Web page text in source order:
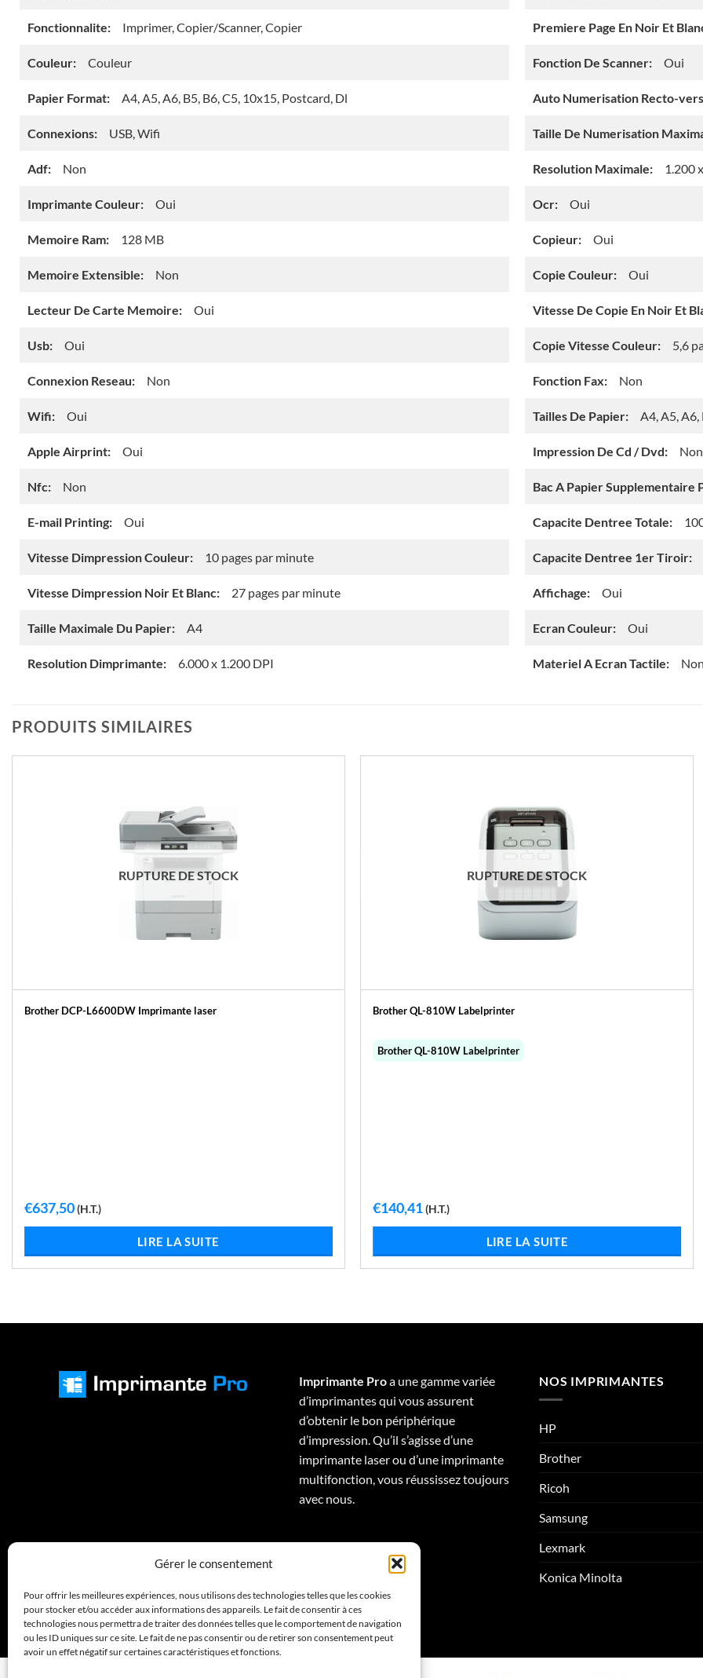
Gérer le consentement
Pour offrir les meilleures expériences, nous utilisons des technologies telles que les cookies
pour stocker et/ou accéder aux informations des appareils. Le fait de consentir à ces
technologies nous permettra de traiter des données telles que le comportement de navigation
ou les ID uniques sur ce site. Le fait de ne pas consentir ou de retirer son consentement peut
avoir un effet négatif sur certaines caractéristiques et fonctions.
Fonctionnalite: Imprimer, Copier/Scanner, Copier
Couleur: Couleur
Papier Format: A4, A5, A6, B5, B6, C5, 10x15, Postcard, Dl
Connexions: USB, Wifi
Adf: Non
Imprimante Couleur: Oui
Memoire Ram: 128 MB
Memoire Extensible: Non
Lecteur De Carte Memoire: Oui
Usb: Oui
Connexion Reseau: Non
Wifi: Oui
Apple Airprint: Oui
Nfc: Non
E-mail Printing: Oui
Vitesse Dimpression Couleur: 10 pages par minute
Vitesse Dimpression Noir Et Blanc: 27 pages par minute
Taille Maximale Du Papier: A4
Resolution Dimprimante: 6.000 x 1.200 DPI
Premiere Page En Noir Et
Fonction De Scanner: Oui
Auto Numerisation Recto-
Taille De Numerisation
Resolution Maximale: 1.200
Ocr: Oui
Copieur: Oui
Copie Couleur: Oui
Vitesse De Copie En Noir Et
Copie Vitesse Couleur: 5,6
Fonction Fax: Non
Tailles De Papier: A4, A5, A6,
Impression De Cd / Dvd: Non
Bac A Papier Supplementaire
Capacite Dentree Totale:
Capacite Dentree 1er Tiroir:
Affichage: Oui
Ecran Couleur: Oui
Materiel A Ecran Tactile:
PRODUITS SIMILAIRES
RUPTURE DE STOCK
Brother DCP-L6600DW Imprimante laser
€637,50(H.T.)
LIRE LA SUITE
RUPTURE DE STOCK
Brother QL-810W Labelprinter
Brother QL-810W Labelprinter
€140,41 (H.T.)
LIRE LA SUITE
Imprimante Proa une gamme variée
d’imprimantes qui vous assurent
d’obtenir le bon périphérique
d’impression. Qu’il s’agisse d’une
imprimante laser ou d’une imprimante
multifonction, vous réussissez toujours
avec nous.
NOS IMPRIMANTES
HP
Brother
Ricoh
Samsung
Lexmark
Konica Minolta